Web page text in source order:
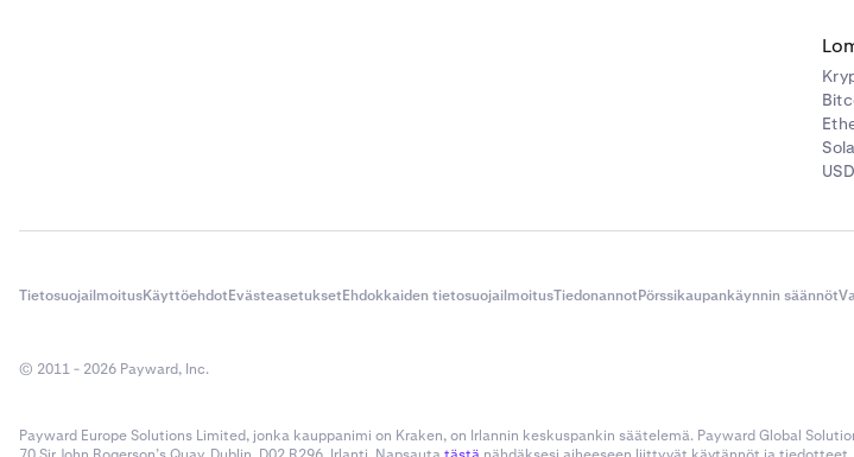
TietosuojailmoitusKäyttöehdotEvästeasetuksetEhdokkaiden tietosuojailmoitusTiedonannotPörssikaupankäynnin säännöt
© 2011 - 2026 Payward, Inc.
Payward Europe Solutions Limited, jonka kauppanimi on Kraken, on Irlannin keskuspankin säätelemä. Payward Global